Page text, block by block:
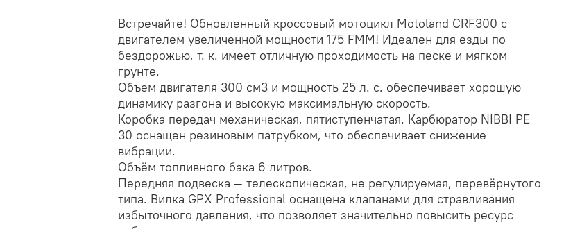
Встречайте! Обновленный кроссовый мотоцикл Motoland CRF300 с
двигателем увеличенной мощности 175 FMM! Идеален для езды по
бездорожью, т. к. имеет отличную проходимость на песке и мягком
грунте.
Объем двигателя 300 см3 и мощность 25 л. с. обеспечивает хорошую
динамику разгона и высокую максимальную скорость.
Коробка передач механическая, пятиступенчатая. Карбюратор NIBBI PE
30 оснащен резиновым патрубком, что обеспечивает снижение
вибрации.
Объём топливного бака 6 литров.
Передняя подвеска — телескопическая, не регулируемая, перевёрнутого
типа. Вилка GPX Professional оснащена клапанами для стравливания
избыточного давления, что позволяет значительно повысить ресурс